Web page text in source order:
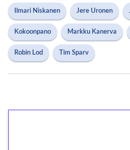
Ilmari Niskanen Jere Uronen
Kokoonpano Markku Kanerva
Robin Lod Tim Sparv